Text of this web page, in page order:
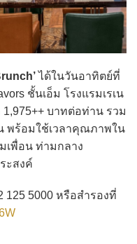
ได้ในวันอาทิตย์ที่
ชั้นเอ็ม โรงแรมเรเน
บาทต่อท่าน รวม
พร้อมใช้เวลาคุณภาพใน
เพื่อน ท่ามกลาง
ะสงค์
5000 หรือสำรองที่